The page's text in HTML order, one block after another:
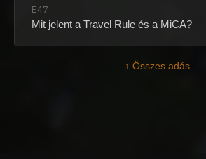
E47
Mit jelent a Travel Rule és a MiCA?
↑ Összes adás